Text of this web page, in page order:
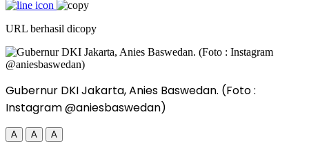
URL berhasil dicopy
Gubernur DKI Jakarta, Anies Baswedan. (Foto :
Instagram @aniesbaswedan)
A A A